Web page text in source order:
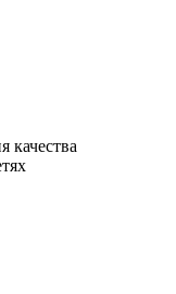
качества